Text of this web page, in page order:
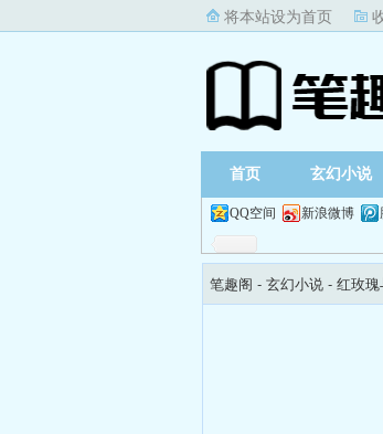
将本站设为首页
首页 玄幻小说
QQ空间 新浪微博
笔趣阁 - 玄幻小说 - 红玫